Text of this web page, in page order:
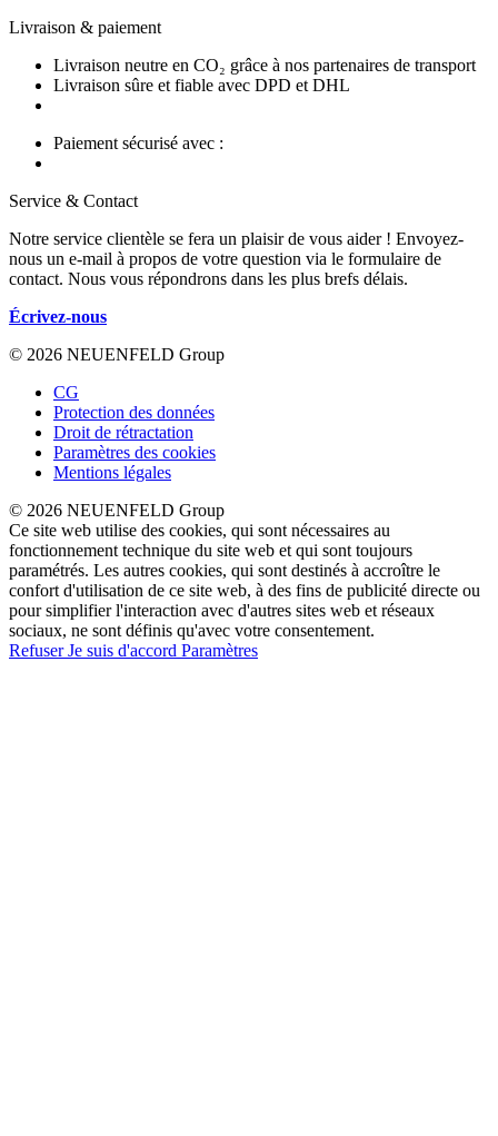
Livraison & paiement
Livraison neutre en CO₂ grâce à nos partenaires de transport
Livraison sûre et fiable avec DPD et DHL
Paiement sécurisé avec :
Service & Contact
Notre service clientèle se fera un plaisir de vous aider ! Envoyez-
nous un e-mail à propos de votre question via le formulaire de
contact. Nous vous répondrons dans les plus brefs délais.
Écrivez-nous
© 2026 NEUENFELD Group
CG
Protection des données
Droit de rétractation
Paramètres des cookies
Mentions légales
© 2026 NEUENFELD Group
Ce site web utilise des cookies, qui sont nécessaires au
fonctionnement technique du site web et qui sont toujours
paramétrés. Les autres cookies, qui sont destinés à accroître le
confort d'utilisation de ce site web, à des fins de publicité directe ou
pour simplifier l'interaction avec d'autres sites web et réseaux
sociaux, ne sont définis qu'avec votre consentement.
RefuserJe suis d'accord Paramètres